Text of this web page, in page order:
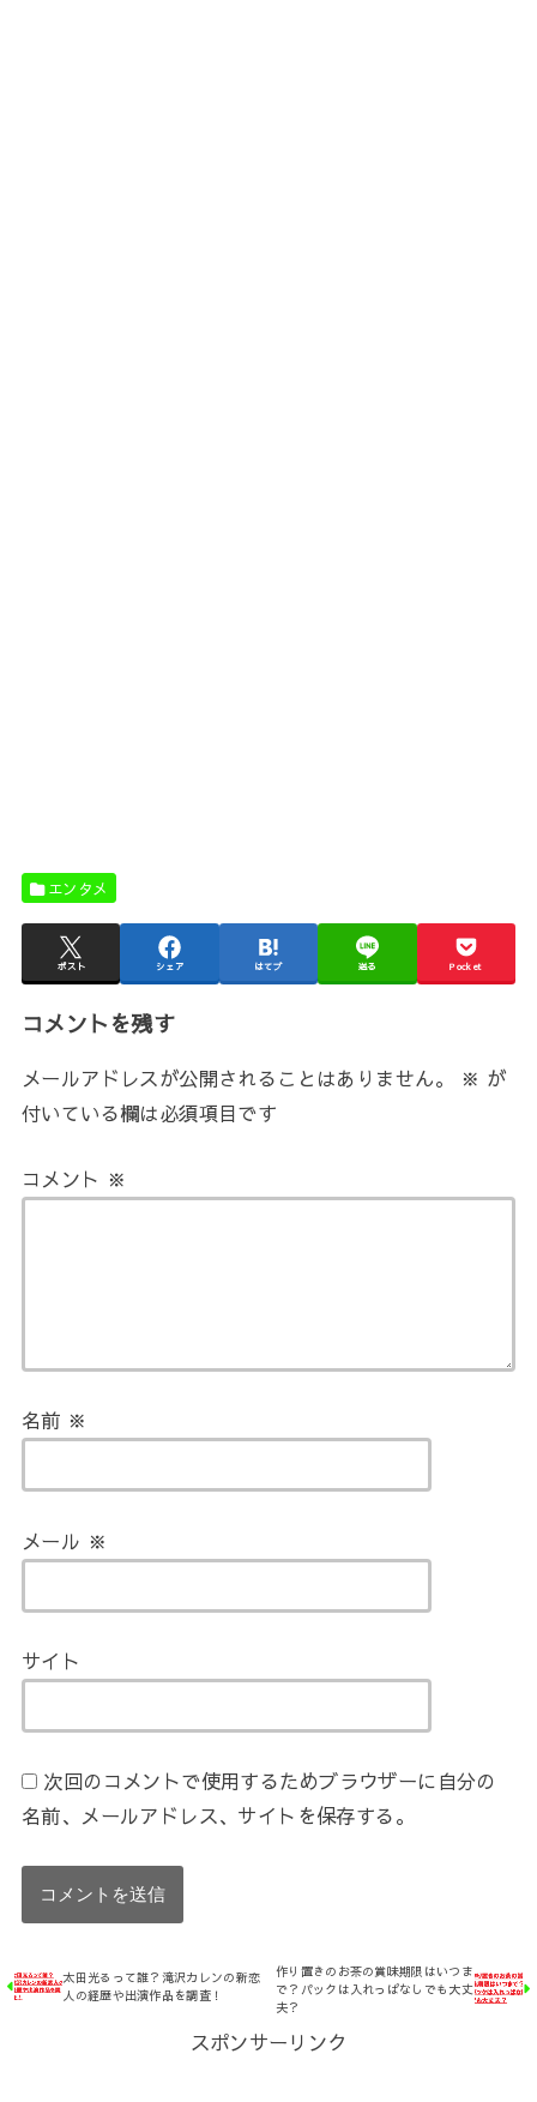
エンタメ
ポスト シェア はてブ 送る Pocket
コメントを残す
メールアドレスが公開されることはありません。 ※ が
付いている欄は必須項目です
コメント ※
名前 ※
メール ※
サイト
次回のコメントで使用するためブラウザーに自分の
名前、メールアドレス、サイトを保存する。
太田光るって誰？滝沢カレンの新恋
人の経歴や出演作品を調査！
作り置きのお茶の賞味期限はいつま
で？パックは入れっぱなしでも大丈
夫？
スポンサーリンク